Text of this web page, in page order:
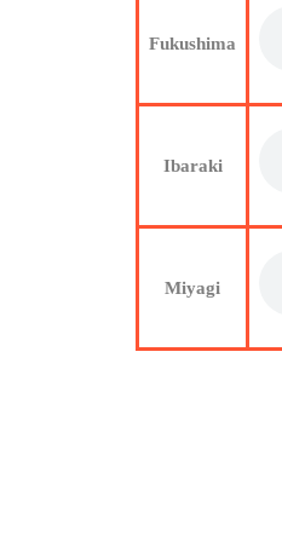
Fukushima
Ibaraki
Miyagi